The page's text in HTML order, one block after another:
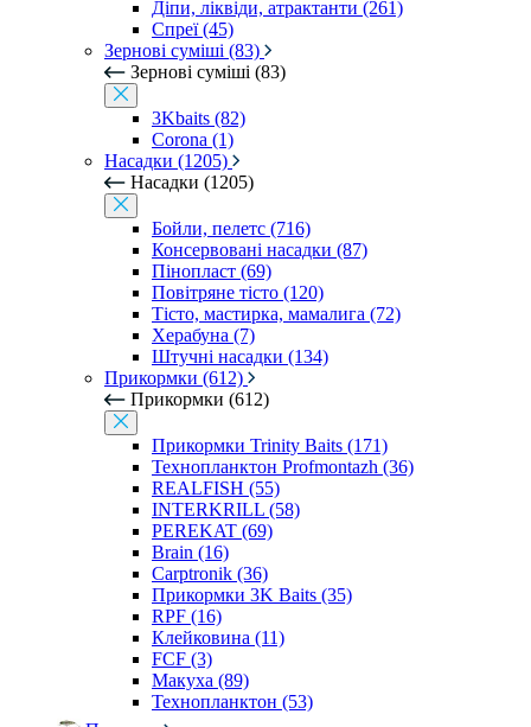
Діпи, ліквіди, атрактанти (261)
Спреї (45)
Зернові суміші (83)
Зернові суміші (83)
3Kbaits (82)
Corona (1)
Насадки (1205)
Насадки (1205)
Бойли, пелетс (716)
Консервовані насадки (87)
Пінопласт (69)
Повітряне тісто (120)
Тісто, мастирка, мамалига (72)
Херабуна (7)
Штучні насадки (134)
Прикормки (612)
Прикормки (612)
Прикормки Trinity Baits (171)
Технопланктон Profmontazh (36)
REALFISH (55)
INTERKRILL (58)
PEREKAT (69)
Brain (16)
Carptronik (36)
Прикормки 3K Baits (35)
RPF (16)
Клейковина (11)
FCF (3)
Макуха (89)
Технопланктон (53)